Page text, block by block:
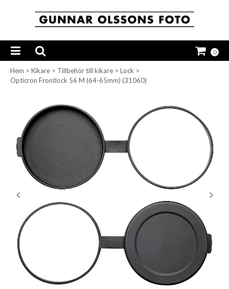
0
Hem > Kikare > Tillbehör till kikare > Lock >
Opticron Frontlock 56 M (64-65mm) (31060)